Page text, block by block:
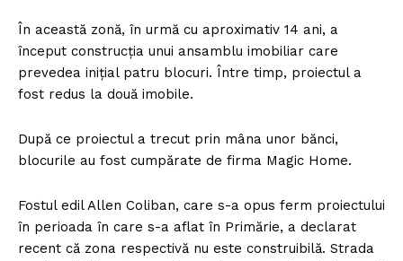
În această zonă, în urmă cu aproximativ 14 ani, a
început construcția unui ansamblu imobiliar care
prevedea inițial patru blocuri. Între timp, proiectul a
fost redus la două imobile.
După ce proiectul a trecut prin mâna unor bănci,
blocurile au fost cumpărate de firma Magic Home.
Fostul edil Allen Coliban, care s-a opus ferm proiectului
în perioada în care s-a aflat în Primărie, a declarat
recent că zona respectivă nu este construibilă. Strada